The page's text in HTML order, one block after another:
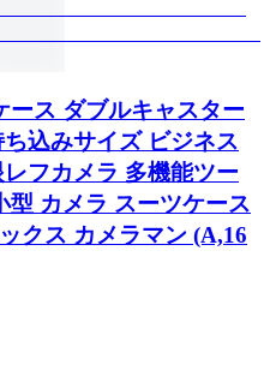
ース ダブルキャスター
込みサイズ ビジネス
フカメラ 多機能ツー
型 カメラ スーツケース
クス カメラマン (A,16